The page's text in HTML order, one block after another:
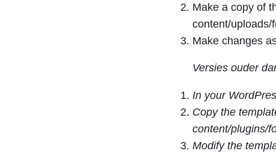
Make a copy of
content/uploads/
Make changes
Versies ouder
In your
Copy the
content/plugins/
Modify the